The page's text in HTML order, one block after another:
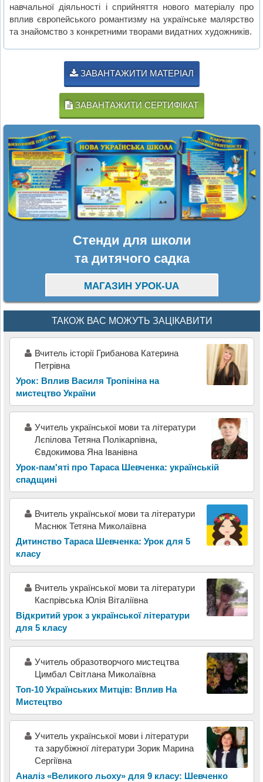
навчальної діяльності і сприйняття нового матеріалу про
вплив європейського романтизму на українське малярство
та знайомство з конкретними творами видатних художників.
ЗАВАНТАЖИТИ МАТЕРІАЛ
ЗАВАНТАЖИТИ СЕРТИФІКАТ
Стенди для школи
та дитячого садка
МАГАЗИН УРОК-UA
ТАКОЖ ВАС МОЖУТЬ ЗАЦІКАВИТИ
Вчитель історії Грибанова Катерина
Петрівна
Урок: Вплив Василя Тропініна на
мистецтво України
Учитель української мови та літератури
Лєпілова Тетяна Полікарпівна,
Євдокимова Яна Іванівна
Урок-пам'яті про Тараса Шевченка: українській
спадщині
Вчитель української мови та літератури
Маснюк Тетяна Миколаївна
Дитинство Тараса Шевченка: Урок для 5
класу
Вчитель української мови та літератури
Каспрівська Юлія Віталіївна
Відкритий урок з української літератури
для 5 класу
Учитель образотворчого мистецтва
Цимбал Світлана Миколаївна
Топ-10 Українських Митців: Вплив На
Мистецтво
Учитель української мови і літератури
та зарубіжної літератури Зорик Марина
Сергіївна
Аналіз «Великого льоху» для 9 класу: Шевченко